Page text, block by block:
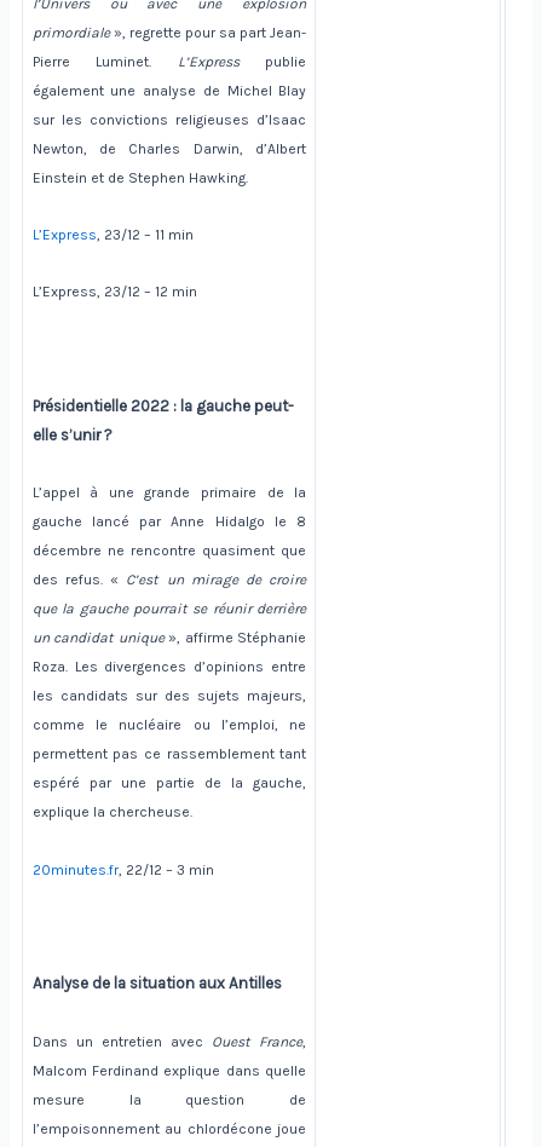
primordiale», regrette pour sa part Jean-
Pierre Luminet. L’Expresspublie
également une analyse de Michel Blay
sur les convictions religieuses d’Isaac
Newton, de Charles Darwin, d’Albert
Einstein et de Stephen Hawking.
L’Express, 23/12 – 11 min
L’Express, 23/12 – 12 min
Présidentielle 2022 : la gauche peut-
elle s’unir ?
L’appel à une grande primaire de la
gauche lancé par Anne Hidalgo le 8
décembre ne rencontre quasiment que
des refus. « C’est un mirage de croire
que la gauche pourrait se réunir derrière
un candidat unique», affirme Stéphanie
Roza. Les divergences d’opinions entre
les candidats sur des sujets majeurs,
comme le nucléaire ou l’emploi, ne
permettent pas ce rassemblement tant
espéré par une partie de la gauche,
explique la chercheuse.
20minutes.fr, 22/12 – 3 min
Analyse de la situation aux Antilles
Dans un entretien avec Ouest France,
Malcom Ferdinand explique dans quelle
mesure la question de
l’empoisonnement au chlordécone joue